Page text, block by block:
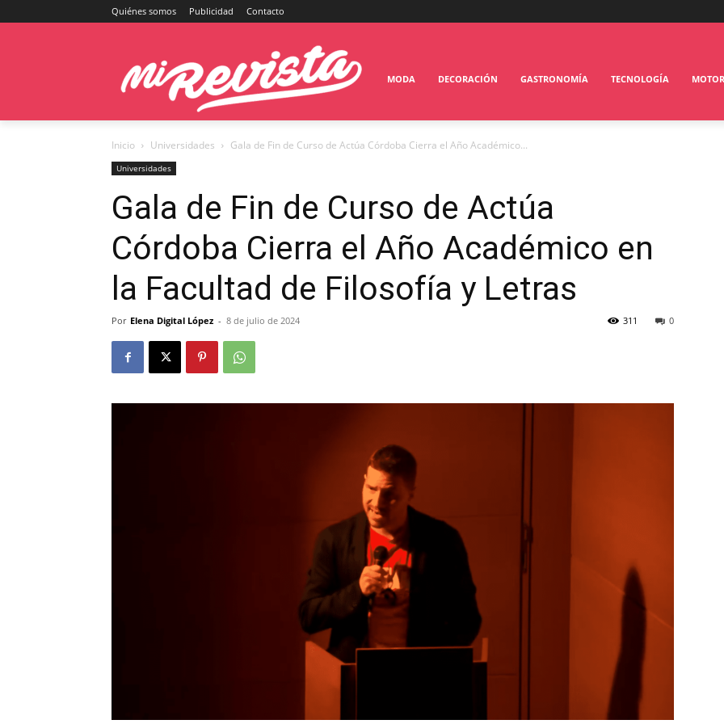
Quiénes somos Publicidad Contacto
MODA DECORACIÓN GASTRONOMÍA TECNOLOGÍA MOTOR
Inicio Universidades Gala de Fin de Curso de Actúa Córdoba Cierra el Año Académico...
Universidades
Gala de Fin de Curso de Actúa
Córdoba Cierra el Año Académico en
la Facultad de Filosofía y Letras
Por Elena Digital López - 8 de julio de 2024 0
311